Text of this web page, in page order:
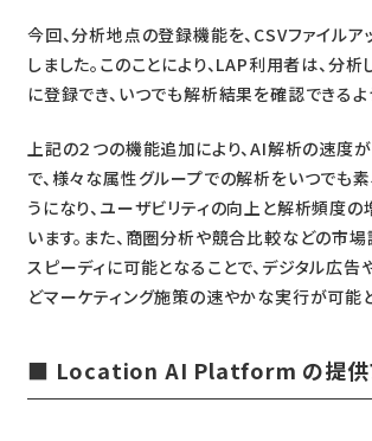
今回、分析地点の登録機能を、CSVファイル
しました。このことにより、LAP利用者は、分
に登録でき、いつでも解析結果を確認できるよ
上記の２つの機能追加により、AI解析の速度
で、様々な属性グループでの解析をいつでも
うになり、ユーザビリティの向上と解析頻度
います。また、商圏分析や競合比較などの市
スピーディに可能となることで、デジタル広告
どマーケティング施策の速やかな実行が可能と
■ Location AI Platform の提供